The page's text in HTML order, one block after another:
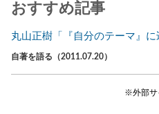
おすすめ記事
丸山正樹「『自分のテーマ』に
自著を語る（2011.07.20）
※外部サ